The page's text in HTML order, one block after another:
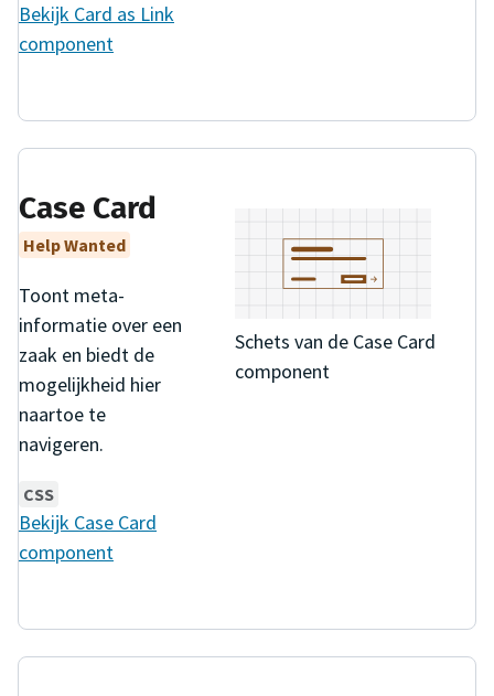
Bekijk Card as Link
component
Schets van de Case Card
component
Case Card
Help Wanted
Toont meta-
informatie over een
zaak en biedt de
mogelijkheid hier
naartoe te
navigeren.
CSS
Bekijk Case Card
component